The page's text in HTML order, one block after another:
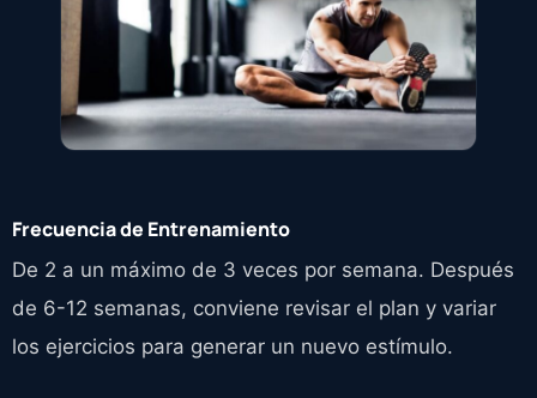
Frecuencia de Entrenamiento
De 2 a un máximo de 3 veces por semana. Después
de 6-12 semanas, conviene revisar el plan y variar
los ejercicios para generar un nuevo estímulo.